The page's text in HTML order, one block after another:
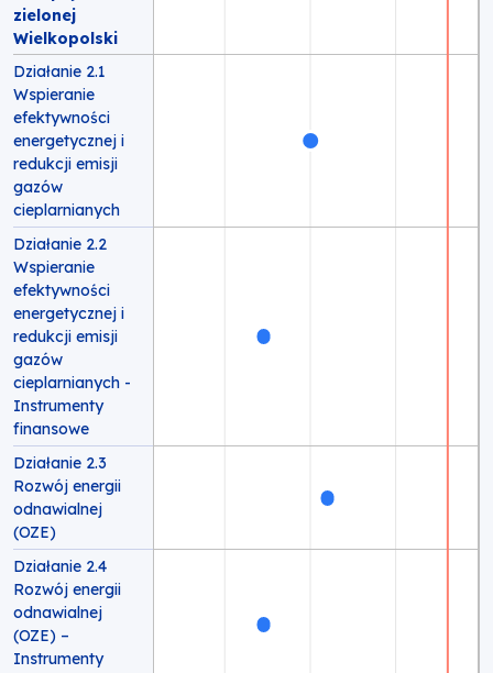
zielonej
Wielkopolski
Działanie 2.1
Wspieranie
efektywności
energetycznej i
redukcji emisji
gazów
cieplarnianych
Działanie 2.2
Wspieranie
efektywności
energetycznej i
redukcji emisji
gazów
cieplarnianych -
Instrumenty
finansowe
Działanie 2.3
Rozwój energii
odnawialnej
(OZE)
Działanie 2.4
Rozwój energii
odnawialnej
(OZE) –
Instrumenty